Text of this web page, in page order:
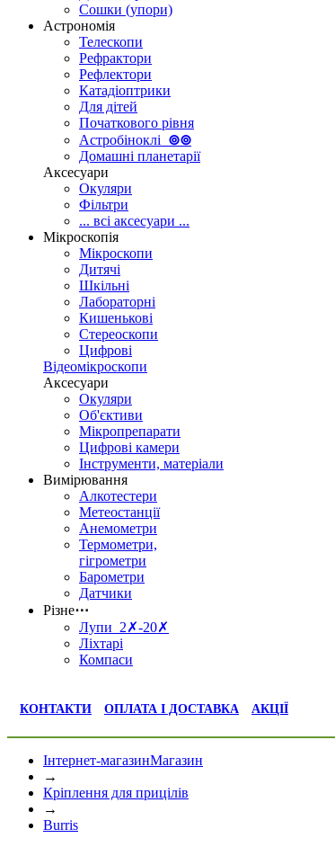
Сошки (упори)
Астрономія
Телескопи
Рефрактори
Рефлектори
Катадіоптрики
Для дітей
Початкового рівня
Астробіноклі ⊚⊚
Домашні планетарії
Аксесуари
Окуляри
Фільтри
... всі аксесуари ...
Мікроскопія
Мікроскопи
Дитячі
Шкільні
Лабораторні
Кишенькові
Стереоскопи
Цифрові
Відеомікроскопи
Аксесуари
Окуляри
Об'єктиви
Мікропрепарати
Цифрові камери
Інструменти, матеріали
Вимірювання
Алкотестери
Метеостанції
Анемометри
Термометри,
гігрометри
Барометри
Датчики
Різне⋯
Лупи 2✗-20✗
Ліхтарі
Компаси
КОНТАКТИ ОПЛАТА І ДОСТАВКА АКЦІЇ
Інтернет-магазинМагазин
→
Кріплення для прицілів
→
Burris